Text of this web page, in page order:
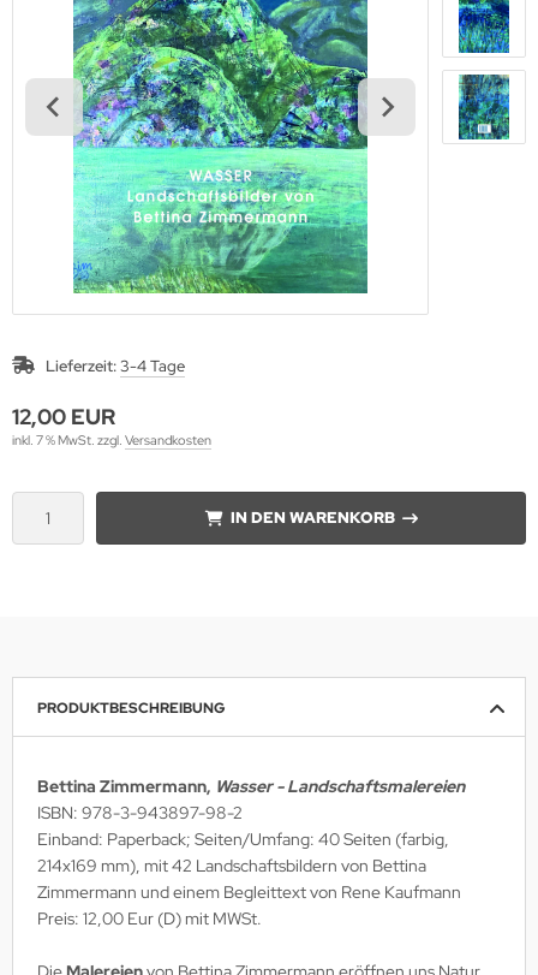
Lieferzeit:3-4 Tage
12,00 EUR
inkl. 7 % MwSt. zzgl. Versandkosten
IN DEN WARENKORB
PRODUKTBESCHREIBUNG
Bettina Zimmermann, Wasser - Landschaftsmalereien
ISBN: 978-3-943897-98-2
Einband: Paperback; Seiten/Umfang: 40 Seiten (farbig,
214x169 mm), mit 42 Landschaftsbildern von Bettina
Zimmermann und einem Begleittext von Rene Kaufmann
Preis: 12,00 Eur (D) mit MWSt.